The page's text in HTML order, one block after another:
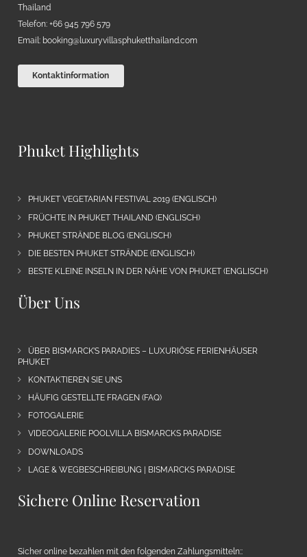
Thailand
Telefon: +66 945 796 579
Email: booking@luxuryvillasphuketthailand.com
Kontaktinformation
Phuket Highlights
PHUKET VEGETARIAN FESTIVAL 2019 (ENGLISCH)
FRÜCHTE IN PHUKET THAILAND (ENGLISCH)
PHUKET STRÄNDE BLOG (ENGLISCH)
DIE BESTEN PHUKET STRÄNDE (ENGLISCH)
BESTE KLEINE INSELN IN DER NÄHE VON PHUKET (ENGLISCH)
Über Uns
ÜBER BISMARCK’S PARADIES – LUXURIÖSE FERIENHÄUSER
PHUKET
KONTAKTIEREN SIE UNS
HÄUFIG GESTELLTE FRAGEN (FAQ)
FOTOGALERIE
VIDEOGALERIE POOLVILLA BISMARCKS PARADISE
DOWNLOADS
LAGE & WEGBESCHREIBUNG | BISMARCKS PARADISE
Sichere Online Reservation
Sicher online bezahlen mit den folgenden Zahlungsmitteln::